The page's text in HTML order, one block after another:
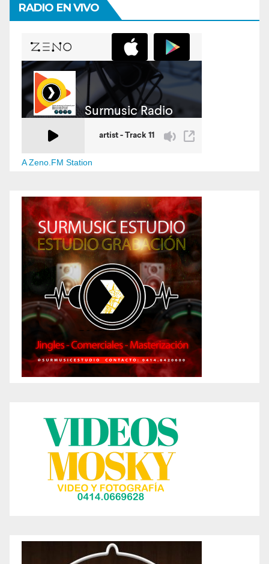
RADIO EN VIVO
A Zeno.FM Station